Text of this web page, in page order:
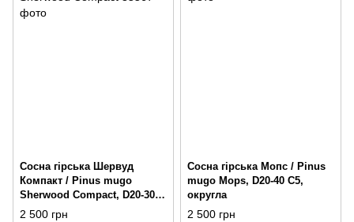
Сосна гірська Шервуд
Компакт / Pinus mugo
Sherwood Compact, D20-30
С5, округла
2 500 грн
Сосна гірська Мопс / Pinus
mugo Mops, D20-40 С5,
округла
2 500 грн